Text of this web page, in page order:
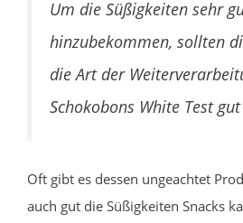
Um die Süßigkeiten sehr
hinzubekommen, sollten
die Art der
Schokobons White Test
Oft gibt es dessen ungeachtet
auch gut die Süßigkeiten Snacks